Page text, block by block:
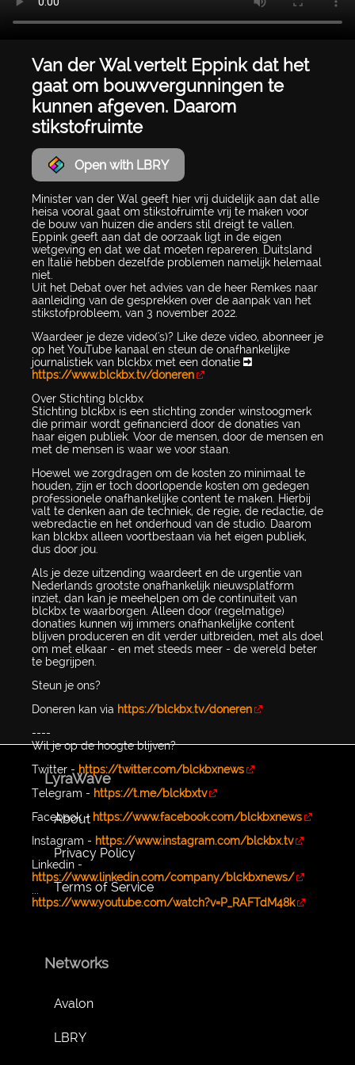
Van der Wal vertelt Eppink dat het
gaat om bouwvergunningen te
kunnen afgeven. Daarom
stikstofruimte
Open with LBRY
Minister van der Wal geeft hier vrij duidelijk aan dat alle
heisa vooral gaat om stikstofruimte vrij te maken voor
de bouw van huizen die anders stil dreigt te vallen.
Eppink geeft aan dat de oorzaak ligt in de eigen
wetgeving en dat we dat moeten repareren. Duitsland
en Italië hebben dezelfde problemen namelijk helemaal
niet.
Uit het Debat over het advies van de heer Remkes naar
aanleiding van de gesprekken over de aanpak van het
stikstofprobleem, van 3 november 2022.
Waardeer je deze video('s)? Like deze video, abonneer je
op het YouTube kanaal en steun de onafhankelijke
journalistiek van blckbx met een donatie ➡
https://www.blckbx.tv/doneren
Over Stichting blckbx
Stichting blckbx is een stichting zonder winstoogmerk
die primair wordt gefinancierd door de donaties van
haar eigen publiek. Voor de mensen, door de mensen en
met de mensen is waar we voor staan.
Hoewel we zorgdragen om de kosten zo minimaal te
houden, zijn er toch doorlopende kosten om gedegen
professionele onafhankelijke content te maken. Hierbij
valt te denken aan de techniek, de regie, de redactie, de
webredactie en het onderhoud van de studio. Daarom
kan blckbx alleen voortbestaan via het eigen publiek,
dus door jou.
Als je deze uitzending waardeert en de urgentie van
Nederlands grootste onafhankelijk nieuwsplatform
inziet, dan kan je meehelpen om de continuïteit van
blckbx te waarborgen. Alleen door (regelmatige)
donaties kunnen wij immers onafhankelijke content
blijven produceren en dit verder uitbreiden, met als doel
om met elkaar - en met steeds meer - de wereld beter
te begrijpen.
Steun je ons?
Doneren kan via https://blckbx.tv/doneren
----
Wil je op de hoogte blijven?
Twitter -https://twitter.com/blckbxnews
Telegram - https://t.me/blckbxtv
Facebook - https://www.facebook.com/blckbxnews
Instagram - https://www.instagram.com/blckbx.tv
Linkedin -
https://www.linkedin.com/company/blckbxnews/
...
https://www.youtube.com/watch?v=P_RAFTdM48k
LyraWave
About
Privacy Policy
Terms of Service
Networks
Avalon
LBRY